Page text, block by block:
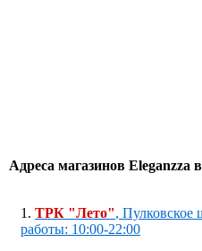
Адреса магазинов Eleganzza
1. ТРК "Лето", Пулковское
работы: 10:00-22:00